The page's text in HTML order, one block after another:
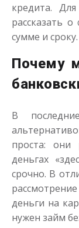
кредита.
рассказать
сумме и сроку.
Почему
В
проста: они
деньгах
срочно. В
деньги на
нужен займ